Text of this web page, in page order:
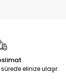
elinize ulaşır.